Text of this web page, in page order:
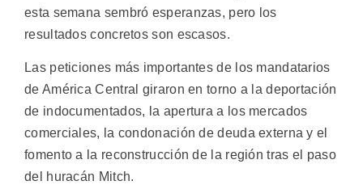
esta semana sembró esperanzas, pero los
resultados concretos son escasos.
Las peticiones más importantes de los mandatarios
de América Central giraron en torno a la deportación
de indocumentados, la apertura a los mercados
comerciales, la condonación de deuda externa y el
fomento a la reconstrucción de la región tras el paso
del huracán Mitch.